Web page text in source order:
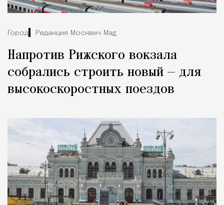
Город Редакция Москвич Mag
Напротив Рижского вокзала
собрались строить новый — для
высокоскоростных поездов